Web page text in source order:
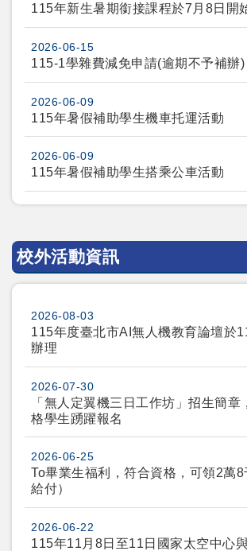
115年新生暑期銜接課程於7月8日開
2026-06-15
115-1學雜費減免申請(逾期不予補辦)
2026-06-09
115年暑假補助學生機車托運活動
2026-06-09
115年暑假補助學生搭乘公車活動
校外活動資訊
2026-08-03
115年度臺北市AI無人機教育論壇於
辦理
2026-07-30
「無人定翼機三日工作坊」招生簡章
格學生踴躍報名
2026-06-25
To畢業生福利，符合資格，可領2萬
給付）
2026-06-22
115年11月8日至11日國家太空中心